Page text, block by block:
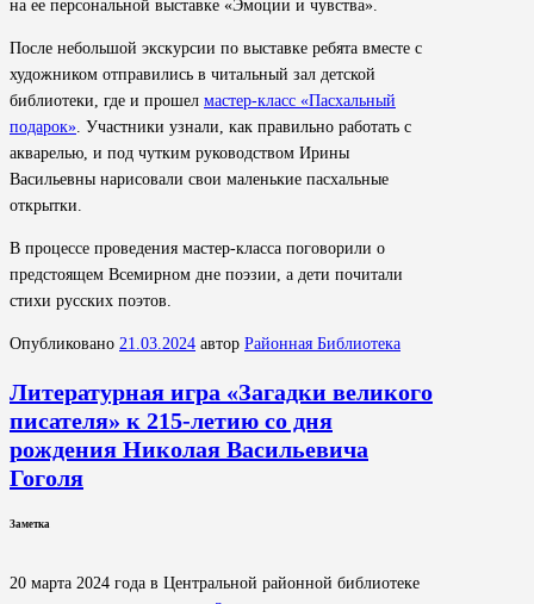
на ее персональной выставке «Эмоции и чувства».
После небольшой экскурсии по выставке ребята вместе с
художником отправились в читальный зал детской
библиотеки, где и прошел мастер-класс «Пасхальный
подарок». Участники узнали, как правильно работать с
акварелью, и под чутким руководством Ирины
Васильевны нарисовали свои маленькие пасхальные
открытки.
В процессе проведения мастер-класса поговорили о
предстоящем Всемирном дне поэзии, а дети почитали
стихи русских поэтов.
Опубликовано 21.03.2024 автор Районная Библиотека
Литературная игра «Загадки великого
писателя» к 215-летию со дня
рождения Николая Васильевича
Гоголя
Заметка
20 марта 2024 года в Центральной районной библиотеке